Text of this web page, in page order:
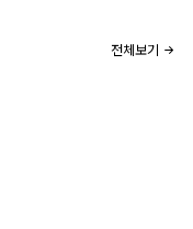
전체보기